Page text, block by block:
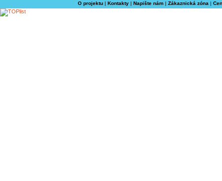
O projektu| Kontakty| Napište nám| Zákaznická zóna |